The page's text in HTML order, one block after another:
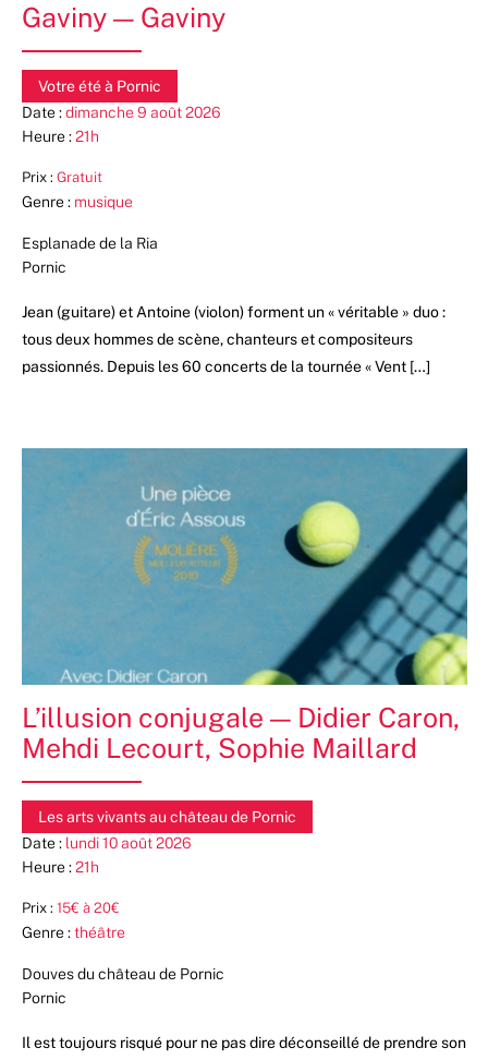
to
with
Gaviny — Gaviny
Votre été à Pornic
Date :dimanche 9 août 2026
Heure :21h
Prix : Gratuit
Genre : musique
Esplanade de la Ria
Pornic
Jean (guitare) et Antoine (violon) forment un « véritable » duo :
tous deux hommes de scène, chanteurs et compositeurs
passionnés. Depuis les 60 concerts de la tournée « Vent […]
L’illusion conjugale — Didier Caron,
Mehdi Lecourt, Sophie Maillard
Les arts vivants au château de Pornic
Date : lundi 10 août 2026
Heure :21h
Prix : 15€ à 20€
Genre :théâtre
Douves du château de Pornic
Pornic
Il est toujours risqué pour ne pas dire déconseillé de prendre son